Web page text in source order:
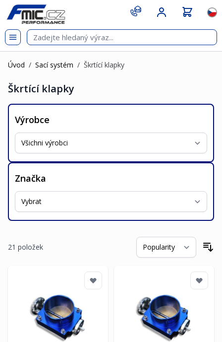
Přejít na obsah
git s
Úvod / Sací systém / Škrtící klapky
Škrtící klapky
Výrobce
Značka
21 položek